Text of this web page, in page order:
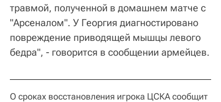
травмой, полученной в домашнем матче с
"Арсеналом". У Георгия диагностировано
повреждение приводящей мышцы левого
бедра", - говорится в сообщении армейцев.
О сроках восстановления игрока ЦСКА сообщит